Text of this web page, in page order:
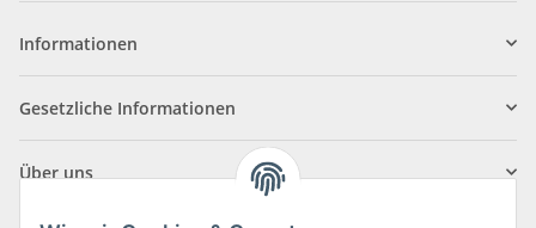
Informationen
Gesetzliche Informationen
Über uns